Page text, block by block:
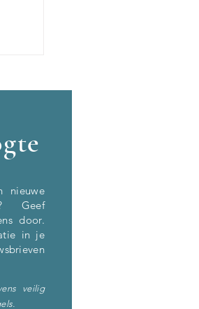
nieuwe
Geef
door.
in je
veilig